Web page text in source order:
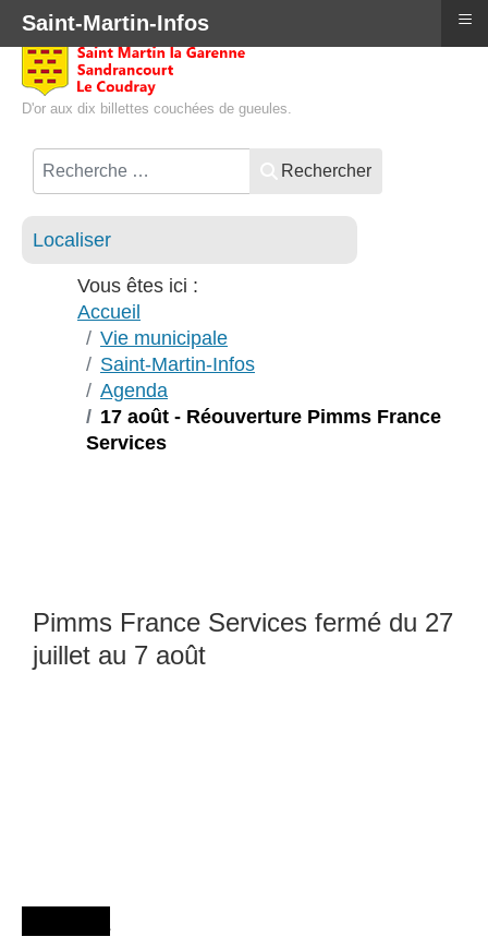
D'or aux dix billettes couchées de gueules.
Rechercher
Localiser
Vous êtes ici :
Accueil
Vie municipale
Saint-Martin-Infos
Agenda
17 août - Réouverture Pimms France
Services
Pimms France Services fermé du 27
juillet au 7 août
Saint-Martin-Infos ≡